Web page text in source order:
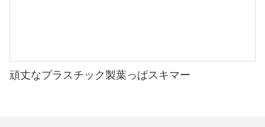
頑丈なプラスチック製葉っぱスキマー